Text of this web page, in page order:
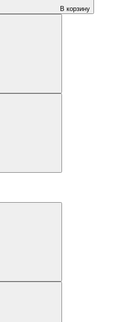
В корзину